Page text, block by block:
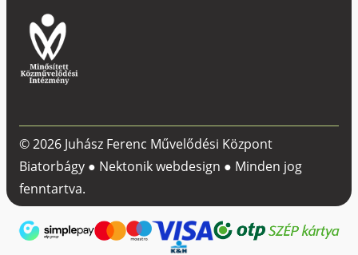
© 2026 Juhász Ferenc Művelődési Központ
Biatorbágy ● Nektonik webdesign ● Minden jog
fenntartva.